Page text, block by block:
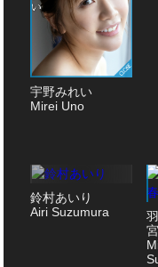
宇野みれい
Mirei Uno
鈴村あいり
Airi Suzumura